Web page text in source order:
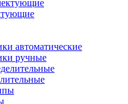
автоматические
ручные